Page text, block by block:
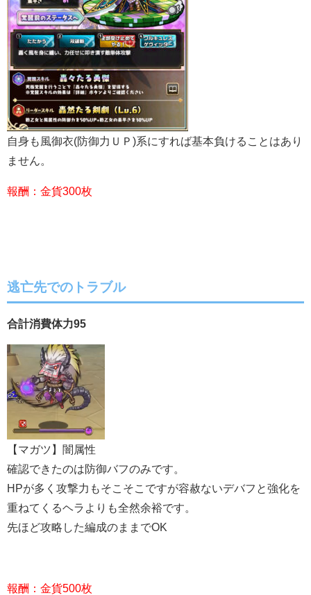
自身も風御衣(防御力ＵＰ)系にすれば基本負けることはあり
ません。
報酬：金貨300枚
逃亡先でのトラブル
合計消費体力95
【マガツ】闇属性
確認できたのは防御バフのみです。
HPが多く攻撃力もそこそこですが容赦ないデバフと強化を
重ねてくるヘラよりも全然余裕です。
先ほど攻略した編成のままでOK
報酬：金貨500枚